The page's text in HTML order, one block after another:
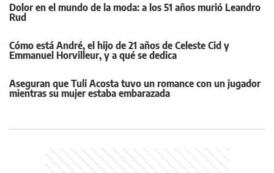
Dolor en el mundo de la moda: a los 51 años murió Leandro
Rud
Cómo está André, el hijo de 21 años de Celeste Cid y
Emmanuel Horvilleur, y a qué se dedica
Aseguran que Tuli Acosta tuvo un romance con un jugador
mientras su mujer estaba embarazada